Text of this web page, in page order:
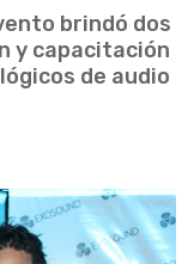
brindó dos
y capacitación
de audio